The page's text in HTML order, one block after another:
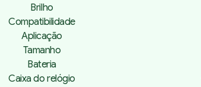
Brilho
Compatibilidade
Aplicação
Tamanho
Bateria
Caixa do relógio